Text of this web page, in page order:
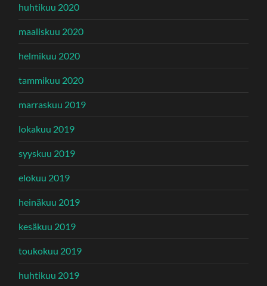
huhtikuu 2020
maaliskuu 2020
helmikuu 2020
tammikuu 2020
marraskuu 2019
lokakuu 2019
syyskuu 2019
elokuu 2019
heinäkuu 2019
kesäkuu 2019
toukokuu 2019
huhtikuu 2019